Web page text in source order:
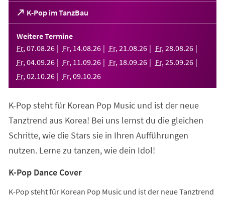
K-Pop im TanzBau
(Öffnet
in
einem
neuen
Tab)
Weitere Termine
Fr, 07.08.26 Fr, 14.08.26 Fr, 21 .08.26 Fr, 28.08.26
Fr, 04.09.26 Fr, 11 .09.26 Fr, 18.09.26 Fr, 25.09.26
Fr, 02.10.26 Fr, 09.10.26
K-Pop steht für Korean Pop Music und ist der neue
Tanztrend aus Korea! Bei uns lernst du die gleichen
Schritte, wie die Stars sie in Ihren Aufführungen
nutzen. Lerne zu tanzen, wie dein Idol!
K-Pop Dance Cover
K-Pop steht für Korean Pop Music und ist der neue Tanztrend